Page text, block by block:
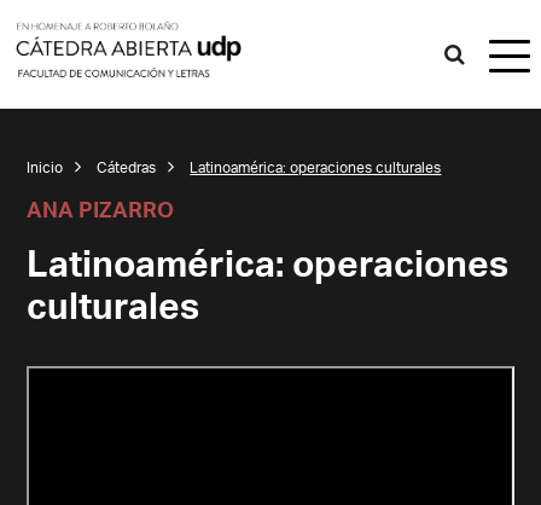
Inicio Cátedras Latinoamérica: operaciones culturales
ANA PIZARRO
Latinoamérica: operaciones
culturales